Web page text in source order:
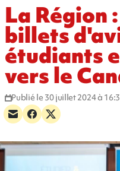
La Région
billets
étudiants
vers le
Publié le 30 juillet 2024 à